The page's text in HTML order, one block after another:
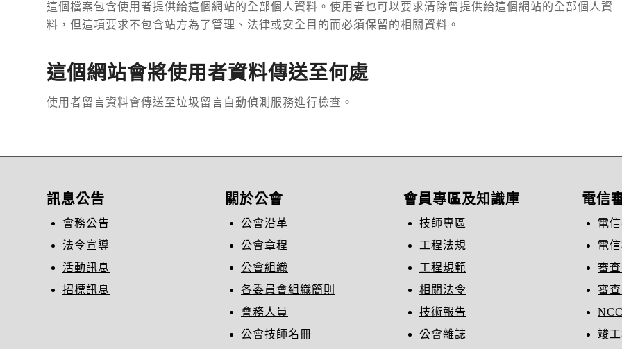
這個檔案包含使用者提供給這個網站的全部個人資料。使用者也可以要求清除曾提供給這個網站的全部個人資
料，但這項要求不包含站方為了管理、法律或安全目的而必須保留的相關資料。
這個網站會將使用者資料傳送至何處
使用者留言資料會傳送至垃圾留言自動偵測服務進行檢查。
訊息公告
會務公告
法令宣導
活動訊息
招標訊息
關於公會
公會沿革
公會章程
公會組織
各委員會組織簡則
會務人員
公會技師名冊
會員專區及知識庫
技師專區
工程法規
工程規範
相關法令
技術報告
公會雜誌
電信
電
電
審
審
竣